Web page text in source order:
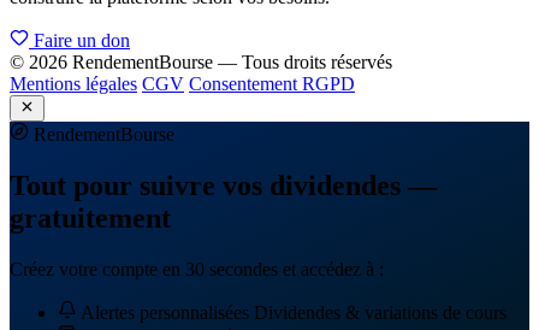
Faire un don
© 2026 RendementBourse — Tous droits réservés
Mentions légales CGV Consentement RGPD
RendementBourse
Tout pour suivre vos dividendes —
gratuitement
Créez votre compte en 30 secondes et accédez à :
Alertes personnalisées Dividendes & variations de cours